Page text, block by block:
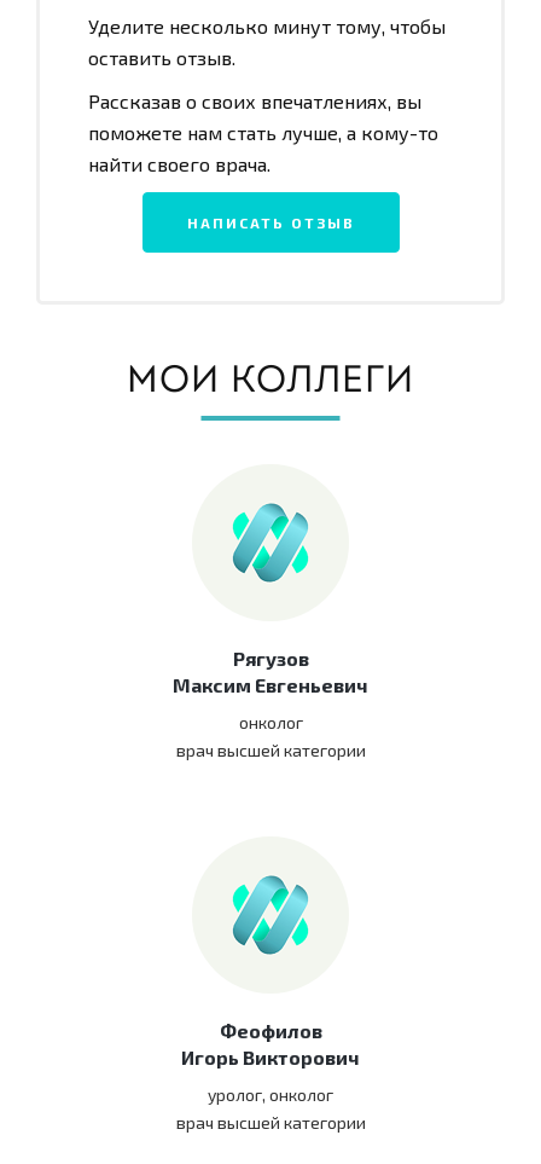
Уделите несколько минут тому, чтобы
оставить отзыв.
Рассказав о своих впечатлениях, вы
поможете нам стать лучше, а кому-то
найти своего врача.
НАПИСАТЬ ОТЗЫВ
МОИ КОЛЛЕГИ
Рягузов
Максим Евгеньевич
онколог
врач высшей категории
Феофилов
Игорь Викторович
уролог, онколог
врач высшей категории